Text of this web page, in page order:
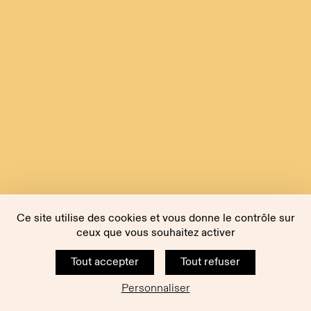
Ce site utilise des cookies et vous donne le contrôle sur
ceux que vous souhaitez activer
Tout accepter
Tout refuser
Personnaliser